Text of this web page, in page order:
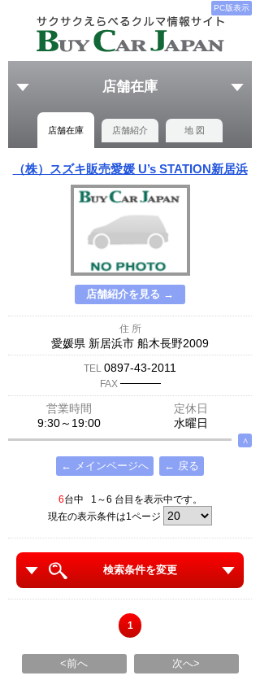
PC版表示
店舗在庫
店舗在庫 店舗紹介 地 図
（株）スズキ販売愛媛 U’s STATION新居浜
店舗紹介を見る →
住 所
愛媛県 新居浜市 船木長野2009
TEL 0897-43-2011
FAX ─────
営業時間
定休日
9:30～19:00
水曜日
∧
← メインページへ ← 戻る
6台中 1～6 台目を表示中です。
現在の表示条件は1ページ
検索条件を変更
1
<前へ 次へ>